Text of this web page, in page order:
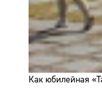
Как юбилейная